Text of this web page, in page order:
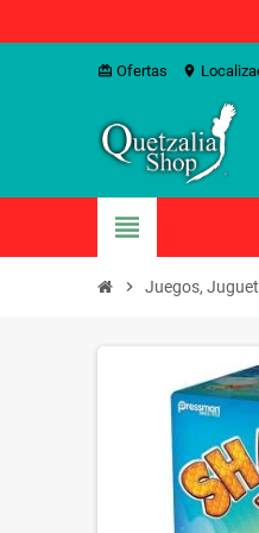
card_giftcard Ofertas location_on
view_headline
chevron_right Juegos,